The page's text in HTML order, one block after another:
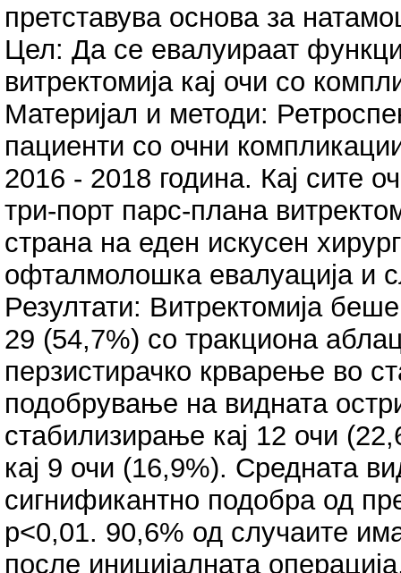
претставува основа за
Цел: Да се евалуираат
витректомија кај очи со
Материјал и методи:
пациенти со очни
2016 - 2018 година. Кај сите
три-порт парс-плана
страна на еден искусен
офталмолошка евалуација и
Резултати: Витректомија
29 (54,7%) со тракциона
перзистирачко крварење во
подобрување на видната
стабилизирање кај 12 очи
кај 9 очи (16,9%). Средната
сигнификантно подобра од
p<0,01. 90,6% од случаите
после иницијалната